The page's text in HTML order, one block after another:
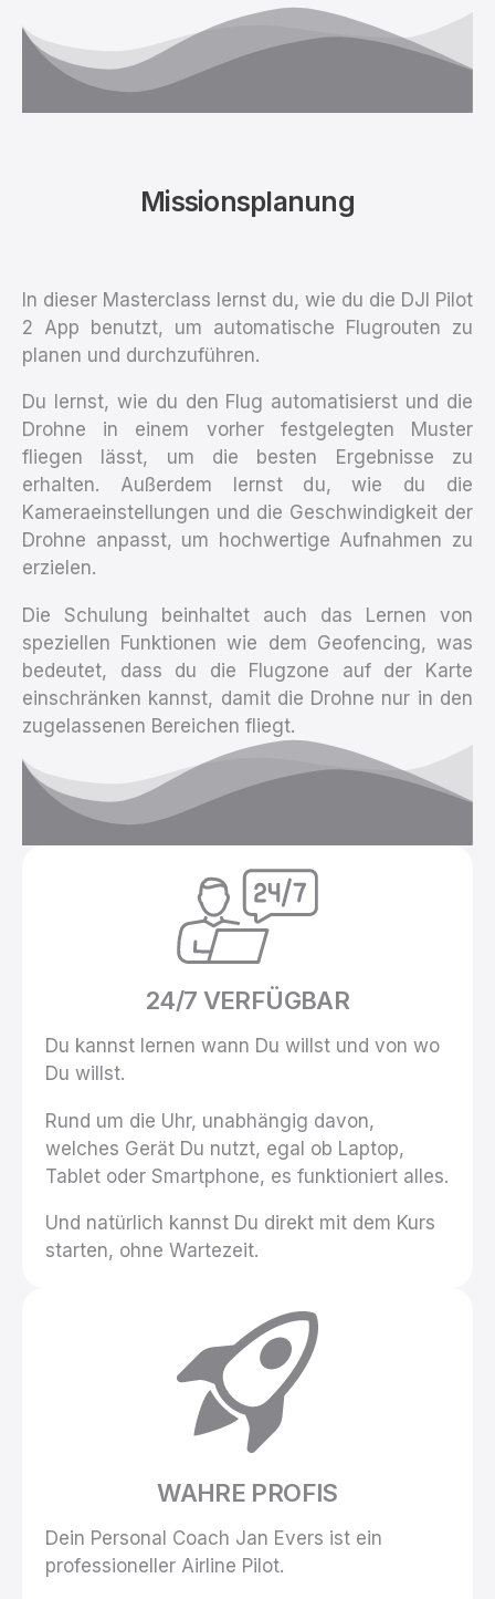
Missionsplanung
In dieser Masterclass lernst du, wie du die DJI Pilot
2 App benutzt, um automatische Flugrouten zu
planen und durchzuführen.
Du lernst, wie du den Flug automatisierst und die
Drohne in einem vorher festgelegten Muster
fliegen lässt, um die besten Ergebnisse zu
erhalten. Außerdem lernst du, wie du die
Kameraeinstellungen und die Geschwindigkeit der
Drohne anpasst, um hochwertige Aufnahmen zu
erzielen.
Die Schulung beinhaltet auch das Lernen von
speziellen Funktionen wie dem Geofencing, was
bedeutet, dass du die Flugzone auf der Karte
einschränken kannst, damit die Drohne nur in den
zugelassenen Bereichen fliegt.
24/7 VERFÜGBAR
Du kannst lernen wann Du willst und von wo
Du willst.
Rund um die Uhr, unabhängig davon,
welches Gerät Du nutzt, egal ob Laptop,
Tablet oder Smartphone, es funktioniert alles.
Und natürlich kannst Du direkt mit dem Kurs
starten, ohne Wartezeit.
WAHRE PROFIS
Dein Personal Coach Jan Evers ist ein
professioneller Airline Pilot.